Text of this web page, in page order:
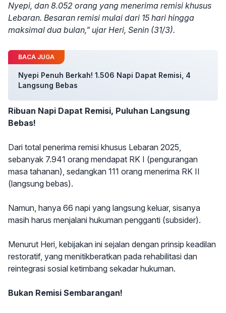
Nyepi, dan 8.052 orang yang menerima remisi khusus
Lebaran. Besaran remisi mulai dari 15 hari hingga
maksimal dua bulan," ujar Heri, Senin (31/3).
BACA JUGA
Nyepi Penuh Berkah! 1.506 Napi Dapat Remisi, 4
Langsung Bebas
Ribuan Napi Dapat Remisi, Puluhan Langsung
Bebas!
Dari total penerima remisi khusus Lebaran 2025,
sebanyak 7.941 orang mendapat RK I (pengurangan
masa tahanan), sedangkan 111 orang menerima RK II
(langsung bebas).
Namun, hanya 66 napi yang langsung keluar, sisanya
masih harus menjalani hukuman pengganti (subsider).
Menurut Heri, kebijakan ini sejalan dengan prinsip keadilan
restoratif, yang menitikberatkan pada rehabilitasi dan
reintegrasi sosial ketimbang sekadar hukuman.
Bukan Remisi Sembarangan!